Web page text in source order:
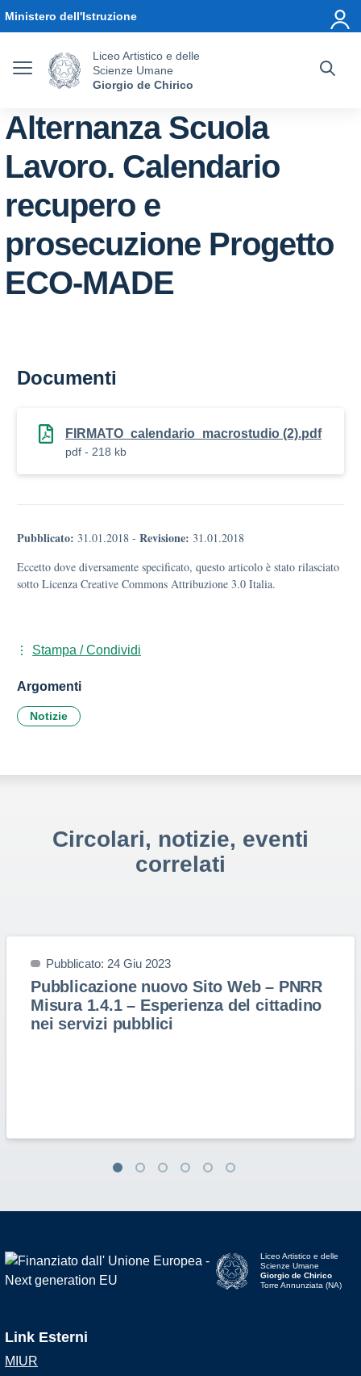
Ministero dell'Istruzione
Liceo Artistico e delle
Scienze Umane
Giorgio de Chirico
Alternanza Scuola
Lavoro. Calendario
recupero e
prosecuzione Progetto
ECO-MADE
Documenti
FIRMATO_calendario_macrostudio (2).pdf
pdf - 218 kb
Pubblicato: 31.01.2018 - Revisione: 31.01.2018
Eccetto dove diversamente specificato, questo articolo è stato rilasciato
sotto Licenza Creative Commons Attribuzione 3.0 Italia.
Stampa / Condividi
Argomenti
Notizie
Circolari, notizie, eventi
correlati
Pubblicato: 24 Giu 2023
Pubblicazione nuovo Sito Web – PNRR
Misura 1.4.1 – Esperienza del cittadino
nei servizi pubblici
Liceo Artistico e delle
Scienze Umane
Giorgio de Chirico
Torre Annunziata (NA)
Link Esterni
MIUR